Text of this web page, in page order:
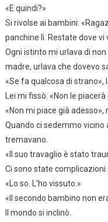
«E quindi?»
Si rivolse ai bambini:
panchine lì. Restate dove vi
Ogni istinto mi urlava di
madre, urlava che dovevo
«Se fa qualcosa di strano»,
Lei mi fissò. «Non le
«Non mi piace già adesso»,
Quando ci sedemmo vicino
tremavano.
«Il suo travaglio è stato
Ci sono state
«Lo so. L’ho vissuto.»
«Il secondo bambino non
Il mondo si inclinò.